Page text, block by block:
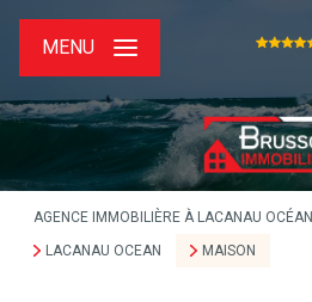
MENU
AGENCE IMMOBILIÈRE À LACANAU OCÉAN
LACANAU OCEAN
MAISON